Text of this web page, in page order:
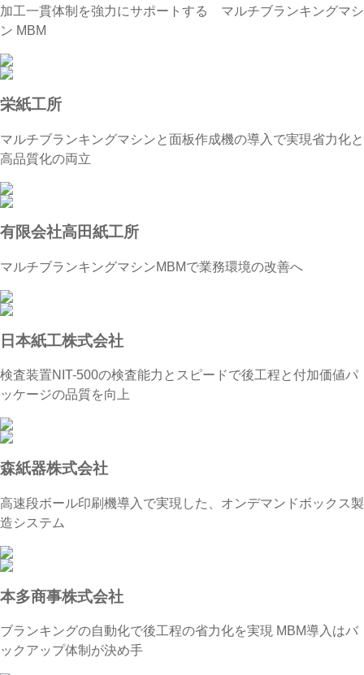
加工一貫体制を強力にサポートする マルチブランキングマシ
ン MBM
栄紙工所
マルチブランキングマシンと面板作成機の導入で実現省力化と
高品質化の両立
有限会社高田紙工所
マルチブランキングマシンMBMで業務環境の改善へ
日本紙工株式会社
検査装置NIT-500の検査能力とスピードで後工程と付加価値パ
ッケージの品質を向上
森紙器株式会社
高速段ボール印刷機導入で実現した、オンデマンドボックス製
造システム
本多商事株式会社
ブランキングの自動化で後工程の省力化を実現 MBM導入はバ
ックアップ体制が決め手